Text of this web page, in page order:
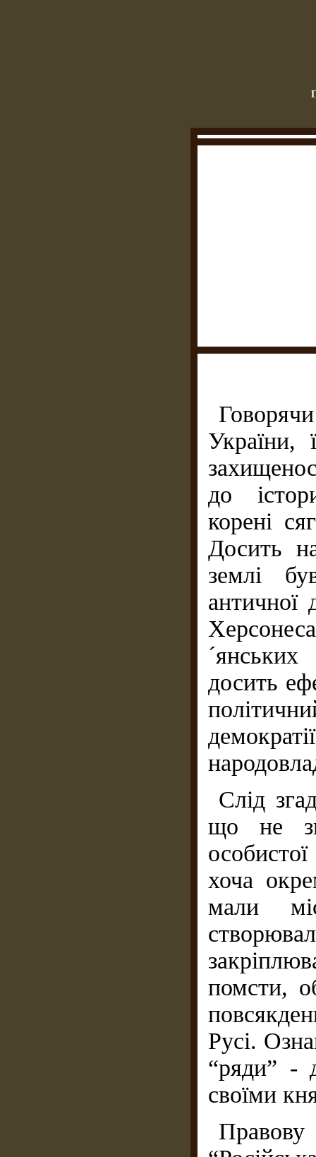
України,
до
корені
Досить
землі
античної
досить
Слід
що не
хоча
мали
помсти,
Русі.
“ряди” -
своїми
Правову